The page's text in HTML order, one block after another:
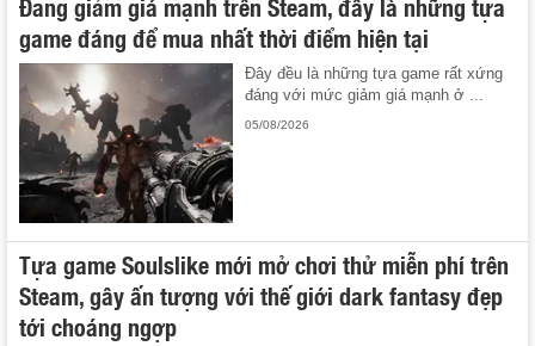
game đáng để mua nhất thời điểm hiện tại
Đây đều là những tựa game rất xứng
đáng với mức giảm giá mạnh ở ...
05/08/2026
Tựa game Soulslike mới mở chơi thử miễn phí trên
Steam, gây ấn tượng với thế giới dark fantasy đẹp
tới choáng ngợp